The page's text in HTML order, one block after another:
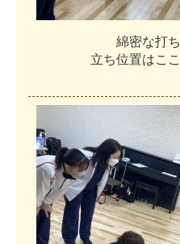
綿密な打ち
立ち位置はこ こ